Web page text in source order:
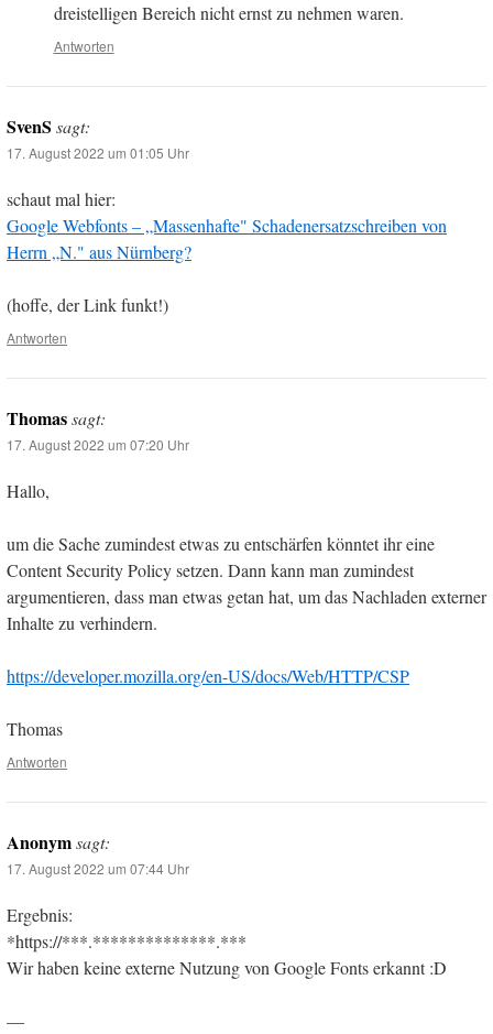
dreistelligen Bereich nicht ernst zu nehmen waren.
Antworten
SvenS sagt:
17. August 2022 um 01:05 Uhr
schaut mal hier:
Google Webfonts – „Massenhafte" Schadenersatzschreiben von
Herrn „N." aus Nürnberg?
(hoffe, der Link funkt!)
Antworten
Thomassagt:
17. August 2022 um 07:20 Uhr
Hallo,
um die Sache zumindest etwas zu entschärfen könntet ihr eine
Content Security Policy setzen. Dann kann man zumindest
argumentieren, dass man etwas getan hat, um das Nachladen externer
Inhalte zu verhindern.
https://developer.mozilla.org/en-US/docs/Web/HTTP/CSP
Thomas
Antworten
Anonymsagt:
17. August 2022 um 07:44 Uhr
Ergebnis:
*https://***.**************.***
Wir haben keine externe Nutzung von Google Fonts erkannt :D
—